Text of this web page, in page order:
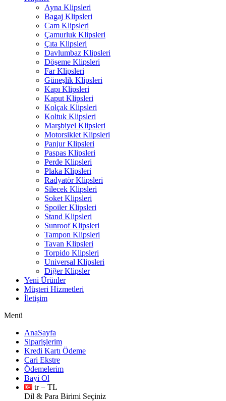
Ayna Klipsleri
Bagaj Klipsleri
Cam Klipsleri
Çamurluk Klipsleri
Çıta Klipsleri
Davlumbaz Klipsleri
Döşeme Klipsleri
Far Klipsleri
Güneşlik Klipsleri
Kapı Klipsleri
Kaput Klipsleri
Kolçak Klipsleri
Koltuk Klipsleri
Marşbiyel Klipsleri
Motorsiklet Klipsleri
Panjur Klipsleri
Paspas Klipsleri
Perde Klipsleri
Plaka Klipsleri
Radyatör Klipsleri
Silecek Klipsleri
Soket Klipsleri
Spoiler Klipsleri
Stand Klipsleri
Sunroof Klipsleri
Tampon Klipsleri
Tavan Klipsleri
Torpido Klipsleri
Universal Klipsleri
Diğer Klipsler
Yeni Ürünler
Müşteri Hizmetleri
İletişim
Menü
AnaSayfa
Siparişlerim
Kredi Kartı Ödeme
Cari Ekstre
Ödemelerim
Bayi Ol
tr − TL
Dil & Para Birimi Seçiniz